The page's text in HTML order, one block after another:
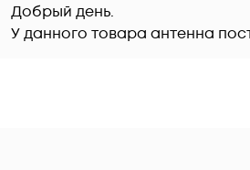
Добрый день.
У данного товара антенна